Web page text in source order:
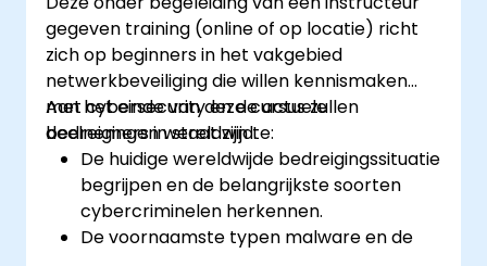
gegeven training (online of op locatie) richt
zich op beginners in het vakgebied
netwerkbeveiliging die willen kennismaken
met cybersecurity en de actuele
bedreigingen wereldwijd.
Aan het einde van deze cursus zullen
deelnemers in staat zijn te:
De huidige wereldwijde bedreigingssituatie
begrijpen en de belangrijkste soorten
cybercriminelen herkennen.
De voornaamste typen malware en de